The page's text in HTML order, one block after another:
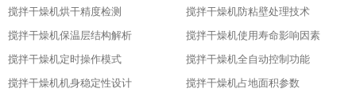
搅拌干燥机烘干精度检测
搅拌干燥机防粘壁处理技术
搅拌干燥机保温层结构解析
搅拌干燥机使用寿命影响因素
搅拌干燥机定时操作模式
搅拌干燥机全自动控制功能
搅拌干燥机机身稳定性设计
搅拌干燥机占地面积参数